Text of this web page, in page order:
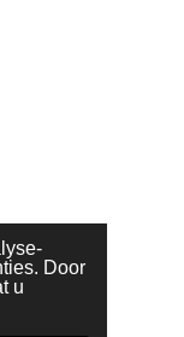
Door
u